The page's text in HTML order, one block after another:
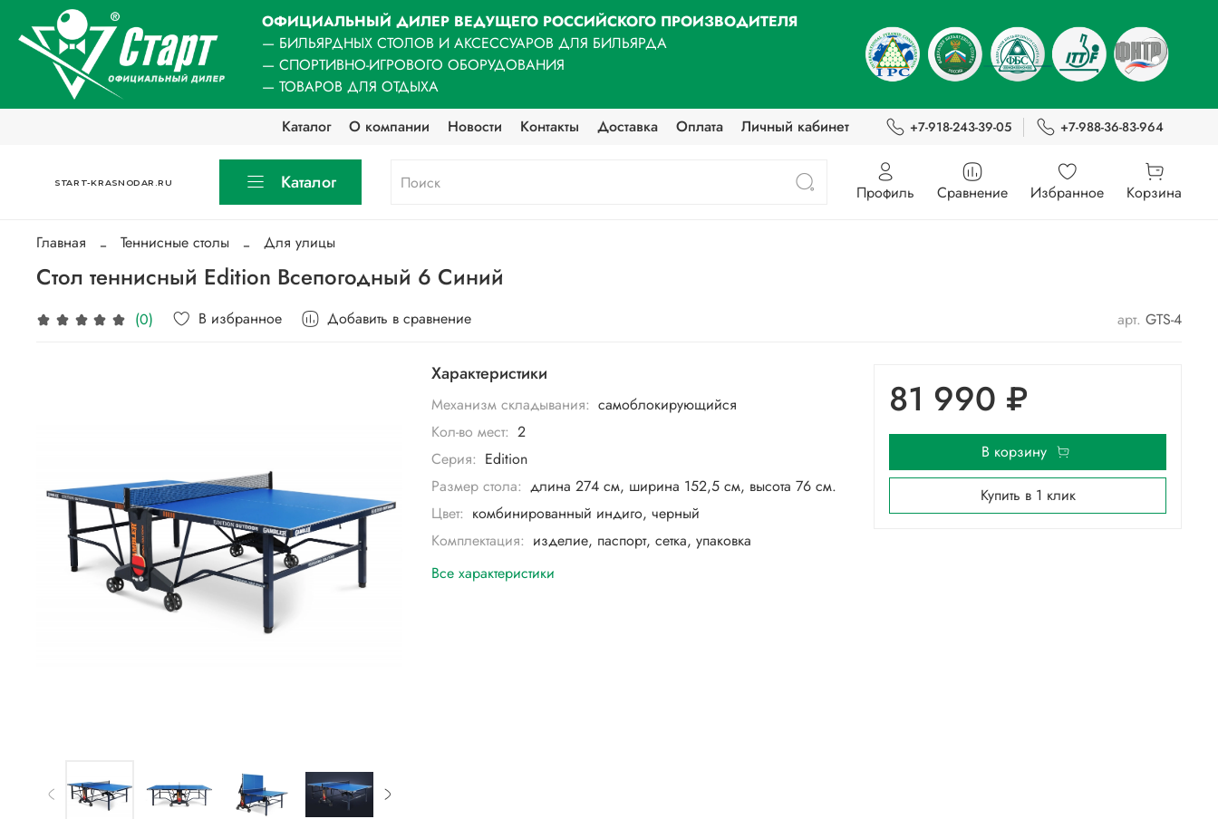
ОФИЦИАЛЬНЫЙ ДИЛЕР ВЕДУЩЕГО РОССИЙСКОГО ПРОИЗВОДИТЕЛЯ
— БИЛЬЯРДНЫХ СТОЛОВ И АКСЕССУАРОВ ДЛЯ БИЛЬЯРДА
— СПОРТИВНО-ИГРОВОГО ОБОРУДОВАНИЯ
— ТОВАРОВ ДЛЯ ОТДЫХА
Каталог
О компании Новости Контакты Доставка Оплата Личный кабинет +7-918-243-39-05 +7-988-36-83-964
START-KRASNODAR.RU Каталог Профиль Сравнение Избранное Корзина
Главная Теннисные столы Для улицы
Стол теннисный Edition Всепогодный 6 Синий
(0) В избранное Добавить в сравнение арт. GTS-4
Характеристики
Механизм складывания: самоблокирующийся
Кол-во мест: 2
Серия: Edition
Размер стола: длина 274 см, ширина 152,5 см, высота 76 см.
Цвет: комбинированный индиго, черный
Комплектация: изделие, паспорт, сетка, упаковка
Все характеристики
81 990 ₽
В корзину
Купить в 1 клик